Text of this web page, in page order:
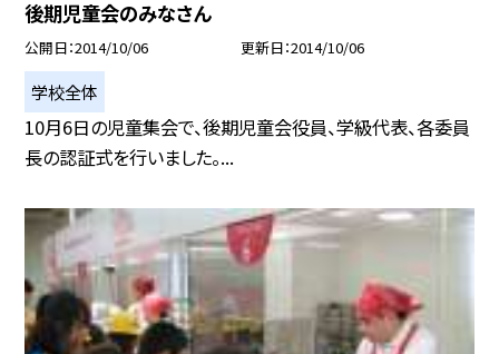
後期児童会のみなさん
公開日 2014/10/06 更新日 2014/10/06
学校全体
10月6日の児童集会で、後期児童会役員、学級代表、各委員
長の認証式を行いました。...